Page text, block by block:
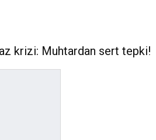
krizi: Muhtardan sert tepki!